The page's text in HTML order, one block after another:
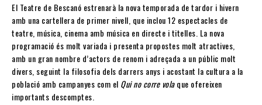
El Teatre de Bescanó estrenarà la nova temporada de tardor i hivern
amb una cartellera de primer nivell, que inclou 12 espectacles de
teatre, música, cinema amb música en directe i titelles. La nova
programació és molt variada i presenta propostes molt atractives,
amb un gran nombre d’actors de renom i adreçada a un públic molt
divers, seguint la filosofia dels darrers anys i acostant la cultura a la
població amb campanyes com el Qui no corre volaque ofereixen
importants descomptes.